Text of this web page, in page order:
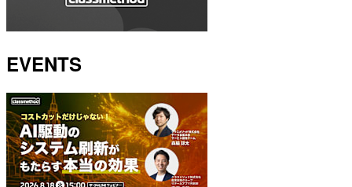
EVENTS